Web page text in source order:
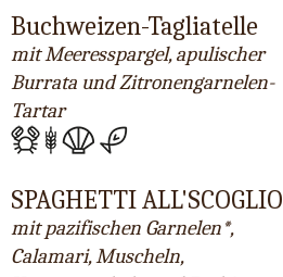
Buchweizen-Tagliatelle
mit Meeresspargel, apulischer
Burrata und Zitronengarnelen-
Tartar
SPAGHETTI ALL'SCOGLIO
mit pazifischen Garnelen*,
Calamari, Muscheln,